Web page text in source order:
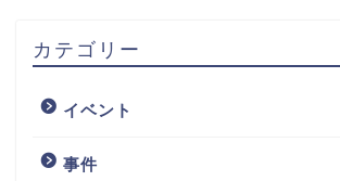
カテゴリー
イベント
事件